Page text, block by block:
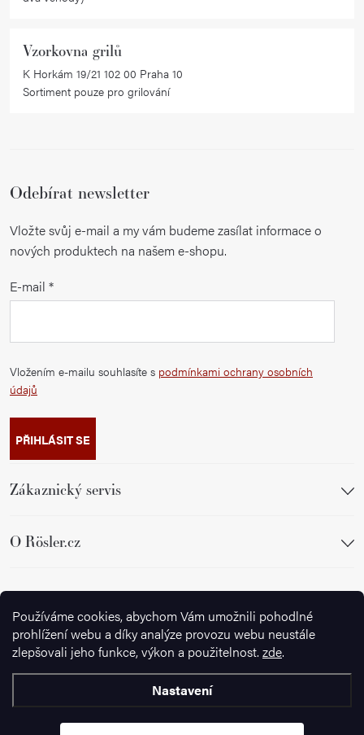
Používáme cookies, abychom Vám umožnili pohodlné
prohlížení webu a díky analýze provozu webu neustále
zlepšovali jeho funkce, výkon a použitelnost. zde.
Nastavení
Vzorkovna grilů
K Horkám 19/21 102 00 Praha 10
Sortiment pouze pro grilování
Odebírat newsletter
Vložte svůj e-mail a my vám budeme zasílat informace o
nových produktech na našem e-shopu.
E-mail
Vložením e-mailu souhlasíte s podmínkami ochrany osobních
údajů
PŘIHLÁSIT SE
Zákaznický servis
O Rösler.cz
Sledujte nás